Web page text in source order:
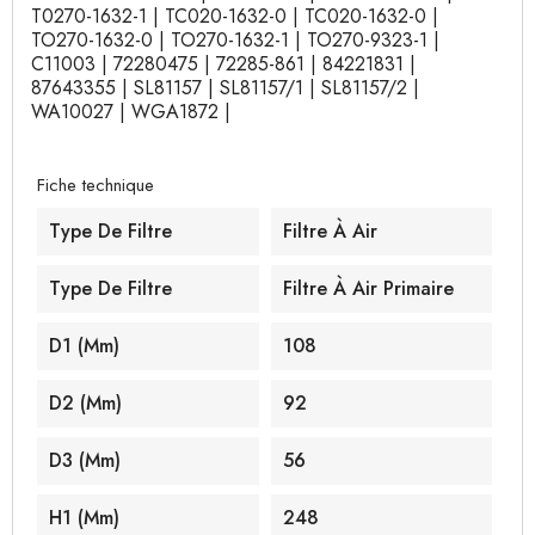
T0270-1632-1 | TC020-1632-0 | TC020-1632-0 |
TO270-1632-0 | TO270-1632-1 | TO270-9323-1 |
C11003 | 72280475 | 72285-861 | 84221831 |
87643355 | SL81157 | SL81157/1 | SL81157/2 |
WA10027 | WGA1872 |
Fiche technique
Type De Filtre Filtre À Air
Type De Filtre Filtre À Air Primaire
D1 (mm) 108
D2 (mm) 92
D3 (mm) 56
H1 (mm) 248